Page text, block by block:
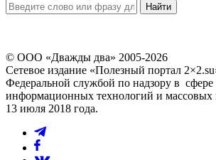
Найти
© ООО «Дважды два» 2005-2026
Сетевое издание «Полезный портал
Федеральной службой по надзору в сфере
информационных технологий и
13 июля 2018 года.